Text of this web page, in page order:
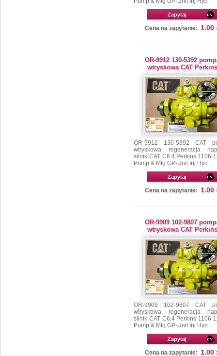
Zapytaj
Cena na zapytanie: 1.00
OR-9912 130-5392
wtryskowa CAT Perkins
OR-9912 130-5392 CAT
wtryskowa regeneracja
silnik CAT C6.4 Perkins 1106
Pump & Mtg GP-Unit Inj Hyd
Zapytaj
Cena na zapytanie: 1.00
OR-9909 102-9807
wtryskowa CAT Perkins
OR-9909 102-9807 CAT
wtryskowa regeneracja
silnik CAT C6.4 Perkins 1106
Pump & Mtg GP-Unit Inj Hyd
Zapytaj
Cena na zapytanie: 1.00